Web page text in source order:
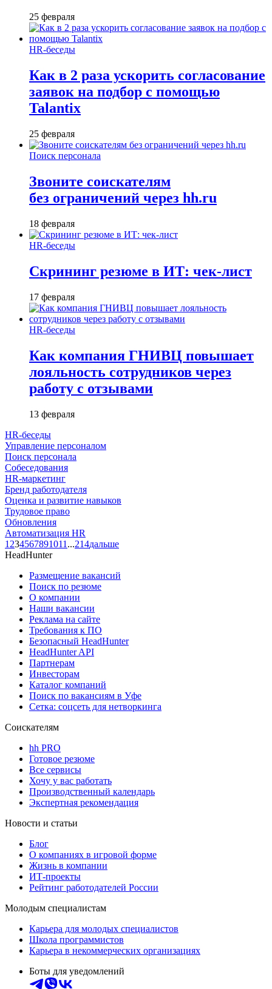
25 февраля
HR-беседы
Как в 2 раза ускорить согласование
заявок на подбор с помощью
Talantix
25 февраля
Поиск персонала
Звоните соискателям
без ограничений через hh.ru
18 февраля
HR-беседы
Скрининг резюме в ИТ: чек-лист
17 февраля
HR-беседы
Как компания ГНИВЦ повышает
лояльность сотрудников через
работу с отзывами
13 февраля
HR-беседы
Управление персоналом
Поиск персонала
Собеседования
HR-маркетинг
Бренд работодателя
Оценка и развитие навыков
Трудовое право
Обновления
Автоматизация HR
1 234567891011 ...214дальше
HeadHunter
Размещение вакансий
Поиск по резюме
О компании
Наши вакансии
Реклама на сайте
Требования к ПО
Безопасный HeadHunter
HeadHunter API
Партнерам
Инвесторам
Каталог компаний
Поиск по вакансиям в Уфе
Сетка: соцсеть для нетворкинга
Соискателям
hh PRO
Готовое резюме
Все сервисы
Хочу у вас работать
Производственный календарь
Экспертная рекомендация
Новости и статьи
Блог
О компаниях в игровой форме
Жизнь в компании
ИТ-проекты
Рейтинг работодателей России
Молодым специалистам
Карьера для молодых специалистов
Школа программистов
Карьера в некоммерческих организациях
Боты для уведомлений